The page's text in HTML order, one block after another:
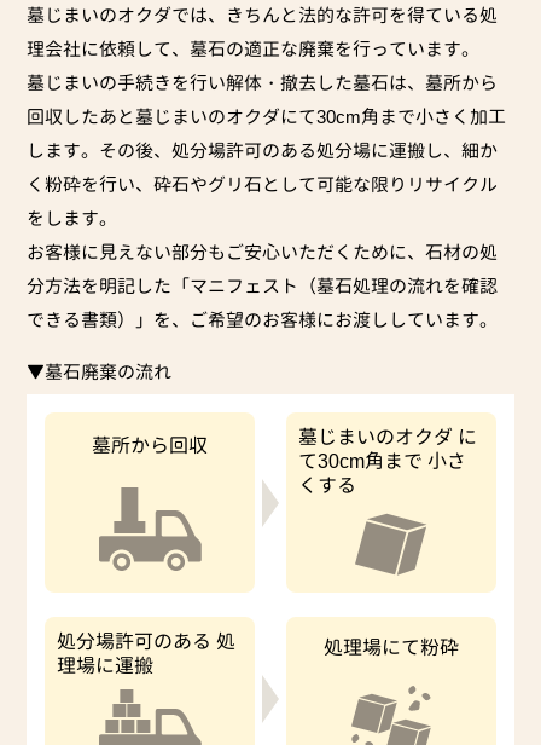
墓じまいのオクダでは、きちんと法的な許可を得ている処
理会社に依頼して、墓石の適正な廃棄を行っています。
墓じまいの手続きを行い解体・撤去した墓石は、墓所から
回収したあと墓じまいのオクダにて30cm角まで小さく加工
します。その後、処分場許可のある処分場に運搬し、細か
く粉砕を行い、砕石やグリ石として可能な限りリサイクル
をします。
お客様に見えない部分もご安心いただくために、石材の処
分方法を明記した「マニフェスト（墓石処理の流れを確認
できる書類）」を、ご希望のお客様にお渡ししています。
▼墓石廃棄の流れ
墓所から回収 墓じまいのオクダ に
て30cm角まで 小さ
くする
処分場許可のある 処
理場に運搬
処理場にて粉砕